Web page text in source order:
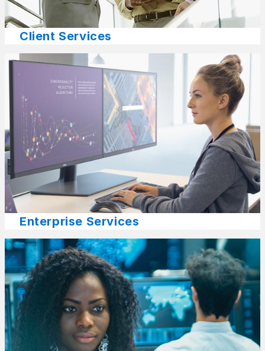
Client Services
Enterprise Services​